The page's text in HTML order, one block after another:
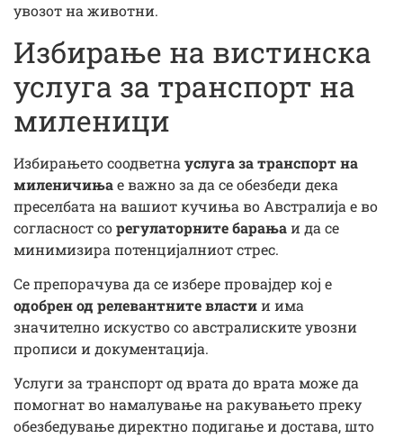
увозот на животни.
Избирање на вистинска
услуга за транспорт на
миленици
Избирањето соодветна услуга за транспорт на
миленичињае важно за да се обезбеди дека
преселбата на вашиот кучиња во Австралија е во
согласност сорегулаторните барањаи да се
минимизира потенцијалниот стрес.
Се препорачува да се избере провајдер кој е
одобрен од релевантните властии има
значително искуство со австралиските увозни
прописи и документација.
Услуги за транспорт од врата до врата може да
помогнат во намалување на ракувањето преку
обезбедување директно подигање и достава, што